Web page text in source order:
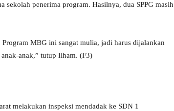
sekolah penerima program. Hasilnya, dua SPPG masih
MBG ini sangat mulia, jadi harus dijalankan
anak,” tutup Ilham. (F3)
melakukan inspeksi mendadak ke SDN 1